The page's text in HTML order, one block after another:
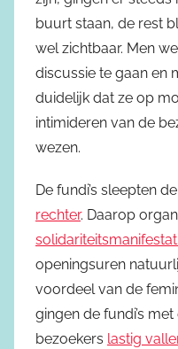
buurt staan, de rest
wel zichtbaar. Men
discussie te gaan en
duidelijk dat ze op
intimideren van de
wezen.
De fundi’s sleepten
rechter. Daarop
openingsuren
voordeel van de
gingen de fundi’s
bezoekers lastig